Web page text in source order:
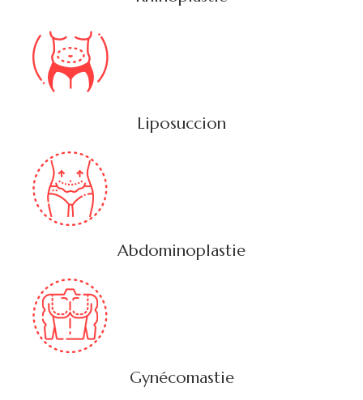
Liposuccion
Abdominoplastie
Gynécomastie